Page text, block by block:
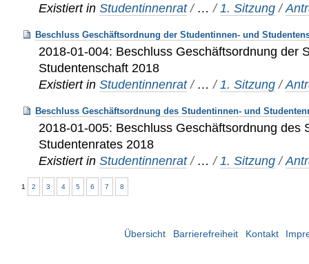
Existiert in Studentinnenrat / …/ 1. Sitzung /
Beschluss Geschäftsordnung der Studentinnen- und
2018-01-004: Beschluss Geschäftsordnung der
Studentenschaft 2018
Existiert in Studentinnenrat / …/ 1. Sitzung /
Beschluss Geschäftsordnung des Studentinnen- und
2018-01-005: Beschluss Geschäftsordnung des
Studentenrates 2018
Existiert in Studentinnenrat / …/ 1. Sitzung /
1 2 3 4 5 6 7 8
Übersicht Barrierefreiheit Kontakt